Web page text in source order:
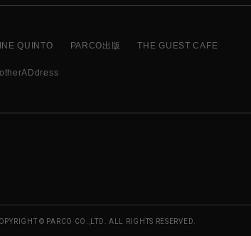
QUINTO PARCO出版 THE GUEST CAFE
© PARCO CO.,LTD. ALL RIGHTS RESERVED.